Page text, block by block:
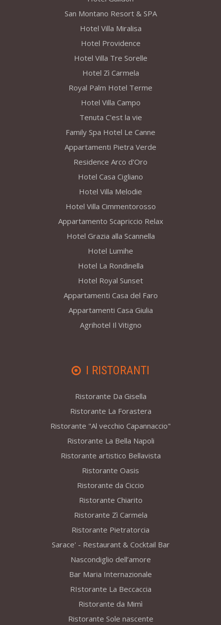
San Montano Resort & SPA
Hotel Villa Miralisa
Hotel Providence
Hotel Villa Tre Sorelle
Hotel Zì Carmela
Royal Palm Hotel Terme
Hotel Villa Campo
Tenuta C'est la vie
Family Spa Hotel Le Canne
Appartamenti Pietra Verde
Residence Arco d'Oro
Hotel Casa Cigliano
Hotel Villa Melodie
Hotel Villa Cimmentorosso
Appartamento Scapriccio Relax
Hotel Grazia alla Scannella
Hotel Lumihe
Hotel La Rondinella
Hotel Royal Sunset
Appartamenti Casa del Faro
Appartamenti Casa Giulia
Agrihotel Il Vitigno
I RISTORANTI
Ristorante Da Gisella
Ristorante La Forastera
Ristorante "Al vecchio Capannaccio"
Ristorante La Bella Napoli
Ristorante artistico Bellavista
Ristorante Oasis
Ristorante da Ciccio
Ristorante Chiarito
Ristorante Zì Carmela
Ristorante Pietratorcia
Sarace' - Restaurant & Cocktail Bar
Nascondiglio dell’amore
Bar Maria Internazionale
RIstorante La Beccaccia
Ristorante da Mimì
Ristorante Sole nascente